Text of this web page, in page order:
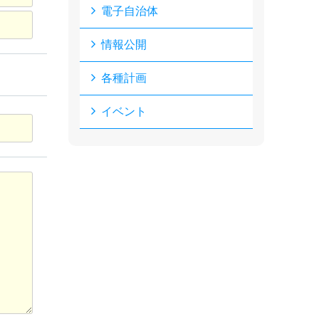
電子自治体
情報公開
各種計画
イベント